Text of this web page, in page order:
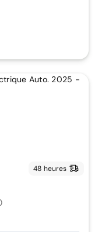
48 heures